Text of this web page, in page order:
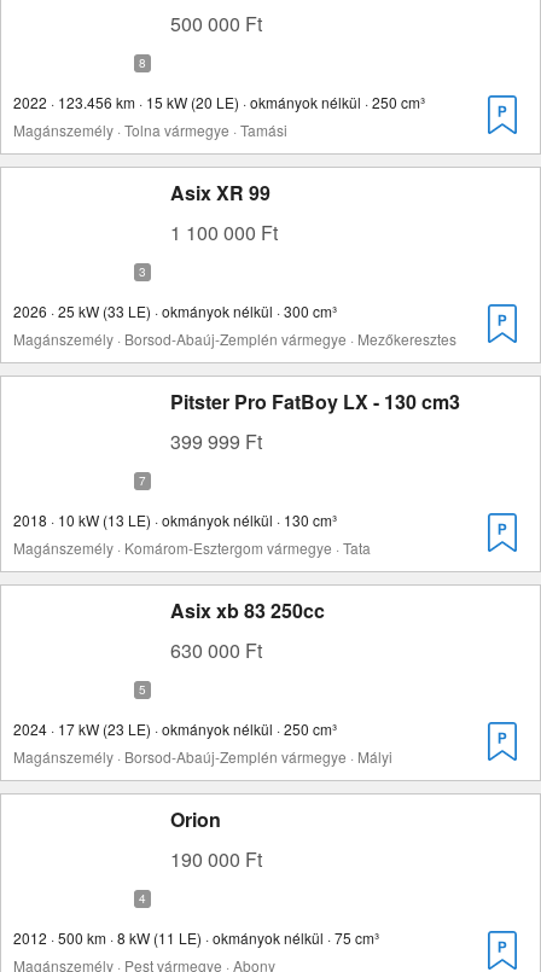
500 000 Ft
2022 · 123.456 km · 15 kW (20 LE) · okmányok nélkül · 250 cm³
Magánszemély · Tolna vármegye · Tamási
Asix XR 99
1 100 000 Ft
2026 · 25 kW (33 LE) · okmányok nélkül · 300 cm³
Magánszemély · Borsod-Abaúj-Zemplén vármegye · Mezőkeresztes
Pitster Pro FatBoy LX - 130 cm3
399 999 Ft
2018 · 10 kW (13 LE) · okmányok nélkül · 130 cm³
Magánszemély · Komárom-Esztergom vármegye · Tata
Asix xb 83 250cc
630 000 Ft
2024 · 17 kW (23 LE) · okmányok nélkül · 250 cm³
Magánszemély · Borsod-Abaúj-Zemplén vármegye · Mályi
Orion
190 000 Ft
2012 · 500 km · 8 kW (11 LE) · okmányok nélkül · 75 cm³
Magánszemély · Pest vármegye · Abony